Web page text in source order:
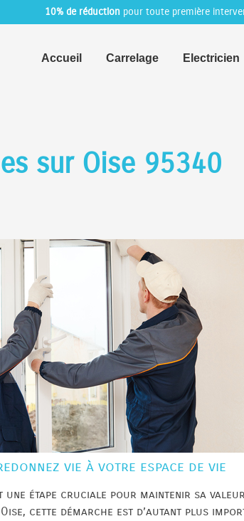
10% de réduction pour toute première
Accueil Carrelage Electricien
sur Oise 95340
vie à votre espace de vie
une étape cruciale pour maintenir sa
cette démarche est d’autant plus